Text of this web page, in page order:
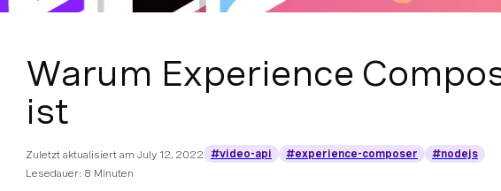
Warum Experience
ist
Zuletzt aktualisiert am July 12, 2022 #video-api #experience-composer
#nodejs
Lesedauer: 8 Minuten